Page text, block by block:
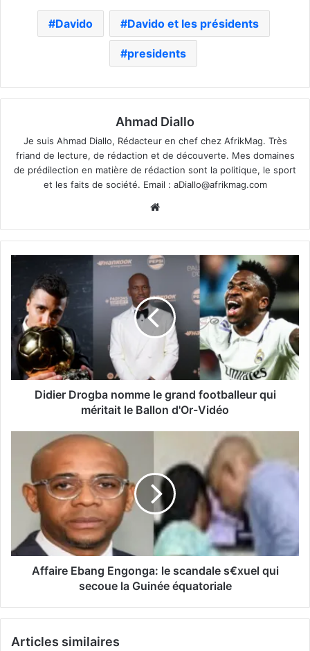
Davido Davido et les présidents
presidents
Ahmad Diallo
Je suis Ahmad Diallo, Rédacteur en chef chez AfrikMag. Très
friand de lecture, de rédaction et de découverte. Mes domaines
de prédilection en matière de rédaction sont la politique, le sport
et les faits de société. Email : aDiallo@afrikmag.com
Didier Drogba nomme le grand footballeur qui
méritait le Ballon d'Or-Vidéo
Affaire Ebang Engonga: le scandale s€xuel qui
secoue la Guinée équatoriale
Articles similaires